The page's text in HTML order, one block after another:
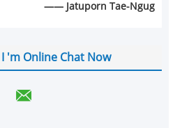
—— Jatuporn Tae-Ngug
I 'm Online Chat Now